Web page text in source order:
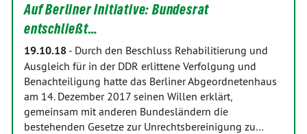
Auf Berliner Initiative: Bundesrat
entschließt…
19.10.18 - Durch den Beschluss Rehabilitierung und
Ausgleich für in der DDR erlittene Verfolgung und
Benachteiligung hatte das Berliner Abgeordnetenhaus
am 14. Dezember 2017 seinen Willen erklärt,
gemeinsam mit anderen Bundesländern die
bestehenden Gesetze zur Unrechtsbereinigung zu…